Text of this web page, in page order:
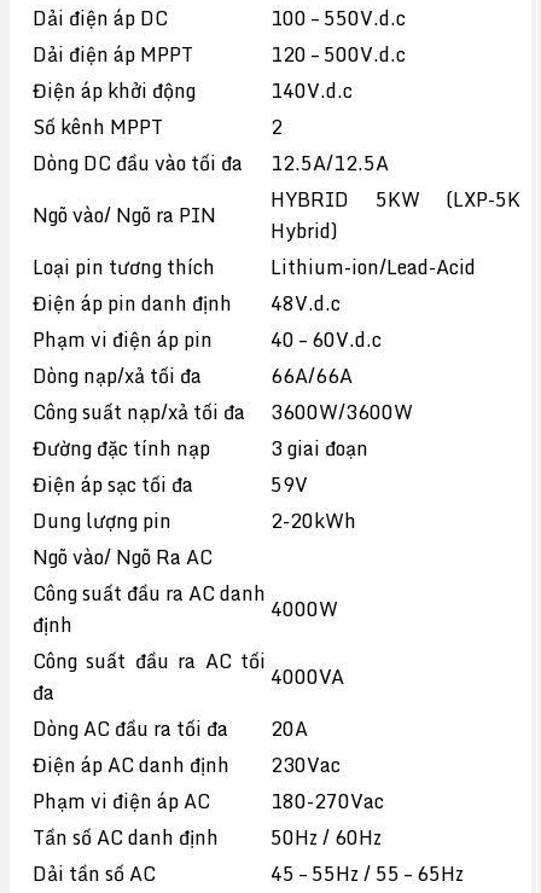
Dải điện áp DC
100 – 550V.d.c
Dải điện áp MPPT
120 – 500V.d.c
Điện áp khởi động
140V.d.c
Số kênh MPPT
2
Dòng DC đầu vào tối đa
12.5A/12.5A
Ngõ vào/ Ngõ ra PIN
HYBRID 5KW (LXP-5K
Hybrid)
Loại pin tương thích
Lithium-ion/Lead-Acid
Điện áp pin danh định
48V.d.c
Phạm vi điện áp pin
40 – 60V.d.c
Dòng nạp/xả tối đa
66A/66A
Công suất nạp/xả tối đa
3600W/3600W
Đường đặc tính nạp
3 giai đoạn
Điện áp sạc tối đa
59V
Dung lượng pin
2-20kWh
Ngõ vào/ Ngõ Ra AC
Công suất đầu ra AC danh
định
4000W
Công suất đầu ra AC tối
đa
4000VA
Dòng AC đầu ra tối đa
20A
Điện áp AC danh định
230Vac
Phạm vi điện áp AC
180-270Vac
Tần số AC danh định
50Hz / 60Hz
Dải tần số AC
45 – 55Hz / 55 – 65Hz